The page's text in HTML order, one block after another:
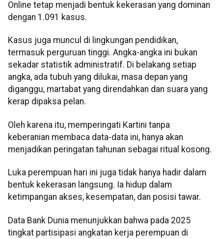
Online tetap menjadi bentuk kekerasan yang dominan
dengan 1.091 kasus.
Kasus juga muncul di lingkungan pendidikan,
termasuk perguruan tinggi. Angka-angka ini bukan
sekadar statistik administratif. Di belakang setiap
angka, ada tubuh yang dilukai, masa depan yang
diganggu, martabat yang direndahkan dan suara yang
kerap dipaksa pelan.
Oleh karena itu, memperingati Kartini tanpa
keberanian membaca data-data ini, hanya akan
menjadikan peringatan tahunan sebagai ritual kosong.
Luka perempuan hari ini juga tidak hanya hadir dalam
bentuk kekerasan langsung. Ia hidup dalam
ketimpangan akses, kesempatan, dan posisi tawar.
Data Bank Dunia menunjukkan bahwa pada 2025
tingkat partisipasi angkatan kerja perempuan di